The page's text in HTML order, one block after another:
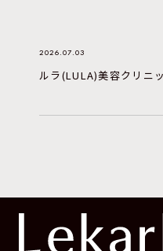
2026.07.03
ルラ(LULA)美容クリニ